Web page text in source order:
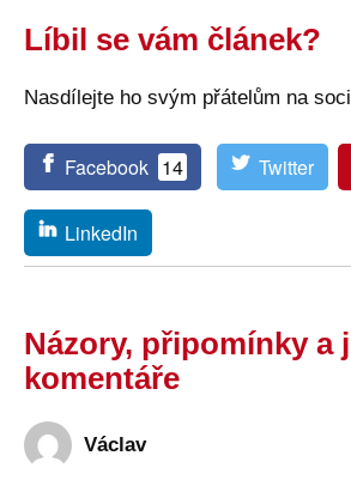
Líbil se vám článek?
Nasdílejte ho svým přátelům na
Facebook 14 Twitter
LinkedIn
Názory, připomínky a
komentáře
Václav